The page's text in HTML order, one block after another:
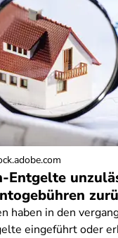
Entgelte
haben in den
eingeführt oder